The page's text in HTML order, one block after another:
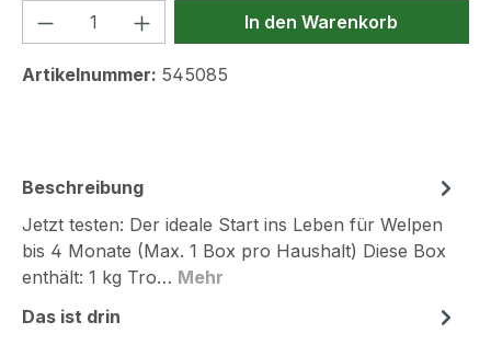
Produkt Anzahl: Gib denIn den Warenkorb
Artikelnummer: 545085
Beschreibung
Jetzt testen: Der ideale Start ins Leben für Welpen
bis 4 Monate (Max. 1 Box pro Haushalt) Diese Box
enthält: 1 kg Tro… Mehr
Das ist drin